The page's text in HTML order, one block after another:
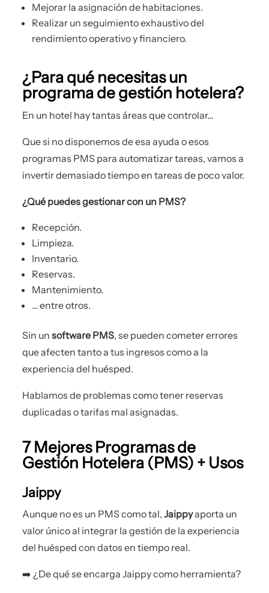
Mejorar la asignación de habitaciones.
Realizar un seguimiento exhaustivo del
rendimiento operativo y financiero.
¿Para qué necesitas un
programa de gestión hotelera?
En un hotel hay tantas áreas que controlar…
Que si no disponemos de esa ayuda o esos
programas PMS para automatizar tareas, vamos a
invertir demasiado tiempo en tareas de poco valor.
¿Qué puedes gestionar con un PMS?
Recepción.
Limpieza.
Inventario.
Reservas.
Mantenimiento.
… entre otros.
Sin unsoftware PMS, se pueden cometer errores
que afecten tanto a tus ingresos como a la
experiencia del huésped.
Hablamos de problemas como tener reservas
duplicadas o tarifas mal asignadas.
7 Mejores Programas de
Gestión Hotelera (PMS) + Usos
Jaippy
Aunque no es un PMS como tal,Jaippyaporta un
valor único al integrar la gestión de la experiencia
del huésped con datos en tiempo real.
➡️ ¿De qué se encarga Jaippy como herramienta?